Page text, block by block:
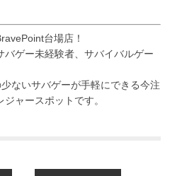
台場店！
バゲー未経験者、サバイバルゲー
ないサバゲーが手軽にできる今注
ャースポットです。